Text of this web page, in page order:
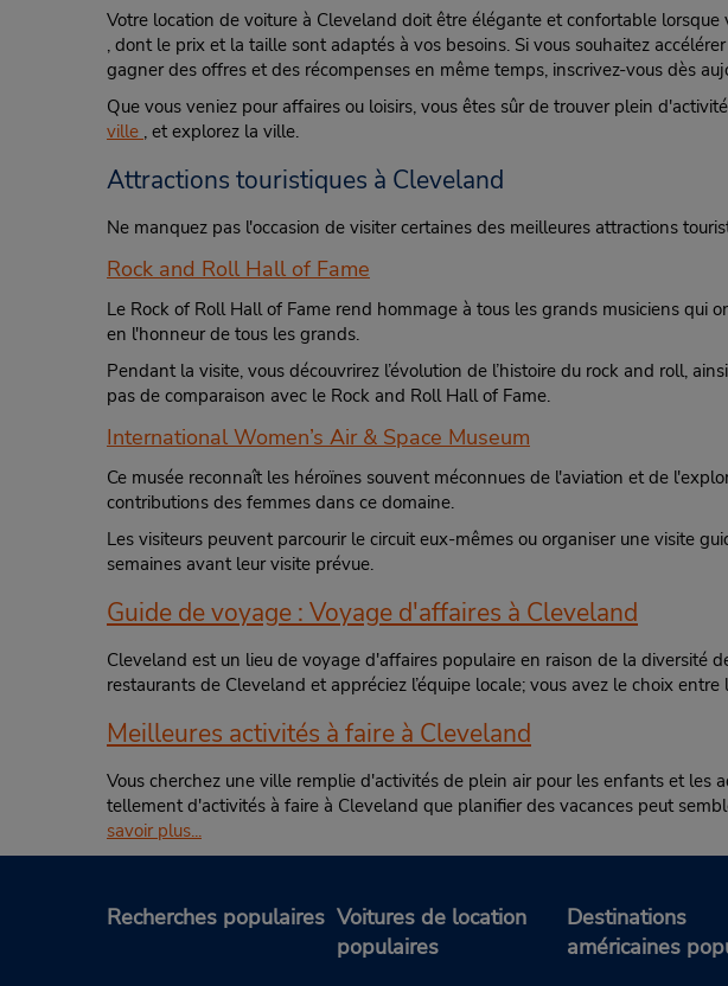
Votre location de voiture à Cleveland doit être élégante et confortable
, dont le prix et la taille sont adaptés à vos besoins. Si vous souhaitez
gagner des offres et des récompenses en même temps, inscrivez-vous dès
Que vous veniez pour affaires ou loisirs, vous êtes sûr de trouver plein
ville , et explorez la ville.
Attractions touristiques à Cleveland
Ne manquez pas l'occasion de visiter certaines des meilleures attractions
Rock and Roll Hall of Fame
Le Rock of Roll Hall of Fame rend hommage à tous les grands musiciens qui
en l'honneur de tous les grands.
Pendant la visite, vous découvrirez l’évolution de l’histoire du rock and roll,
pas de comparaison avec le Rock and Roll Hall of Fame.
International Women’s Air & Space Museum
Ce musée reconnaît les héroïnes souvent méconnues de l'aviation et de
contributions des femmes dans ce domaine.
Les visiteurs peuvent parcourir le circuit eux-mêmes ou organiser une visite
semaines avant leur visite prévue.
Guide de voyage : Voyage d'affaires à Cleveland
Cleveland est un lieu de voyage d'affaires populaire en raison de la diversité
restaurants de Cleveland et appréciez l’équipe locale; vous avez le choix
Meilleures activités à faire à Cleveland
Vous cherchez une ville remplie d'activités de plein air pour les enfants et les
tellement d'activités à faire à Cleveland que planifier des vacances peut
savoir plus...
Recherches populaires Voitures de location
populaires
Destinations
américaines